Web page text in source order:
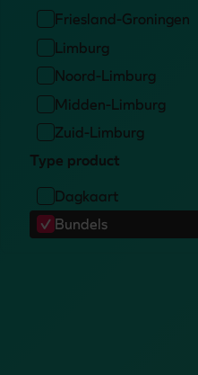
Friesland-Groningen
Limburg
Noord-Limburg
Midden-Limburg
Zuid-Limburg
Type product
Dagkaart
Bundels